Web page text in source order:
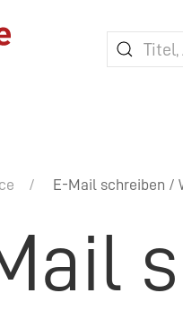
E-Mail schreiben /